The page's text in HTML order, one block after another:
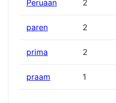
Peruaan 2
paren 2
prima 2
praam 1